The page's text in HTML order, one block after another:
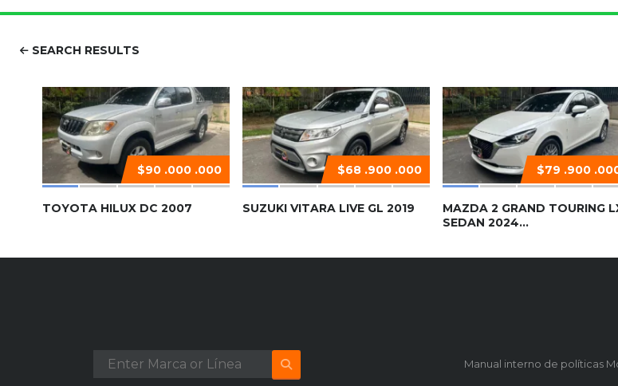
SEARCH RESULTS
$90 .000 .000
TOYOTA HILUX DC 2007
$68 .900 .000
SUZUKI VITARA LIVE GL 2019
$79 .900
MAZDA 2 GRAND TOURING
SEDAN 2024...
Manual interno de políticas